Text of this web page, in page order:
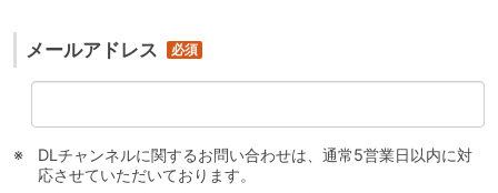
メールアドレス
DLチャンネルに関するお問い合わせは、通常5営業日以内に対
応させていただいております。